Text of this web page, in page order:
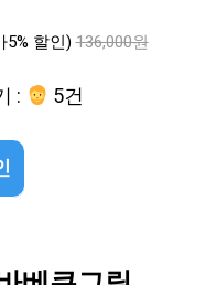
할인) 136,000원
: 5건